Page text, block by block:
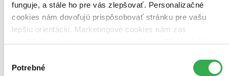
funguje, a stále ho pre vás zlepšovať. Personalizačné
cookies nám dovoľujú prispôsobovať stránku pre vašu
lepšiu orientáciu. Marketingové cookies nám zas
keby sme mohli používať všetky tieto cookies. Ďakujeme!
súhlasu
Potrebné